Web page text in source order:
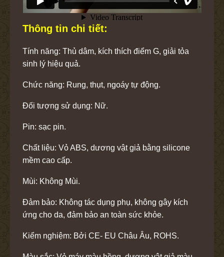
Thông tin chi tiết:
Tính năng: Thủ dâm, kích thích điểm G, giải tỏa
sinh lý hiệu quả.
Chức năng: Rung, thụt, ngoáy tự động.
Đối tượng sử dụng: Nữ.
Pin: sạc pin.
Chất liệu: Vỏ ABS, dương vật giả bằng silicone
mềm cao cấp.
Mùi: Không Mùi.
Đảm bảo: Không tác dụng phụ, không gây kích
ứng cho da, đảm bảo an toàn sức khỏe.
Kiểm nghiệm: Bởi CE- EU Châu Âu, ROHS.